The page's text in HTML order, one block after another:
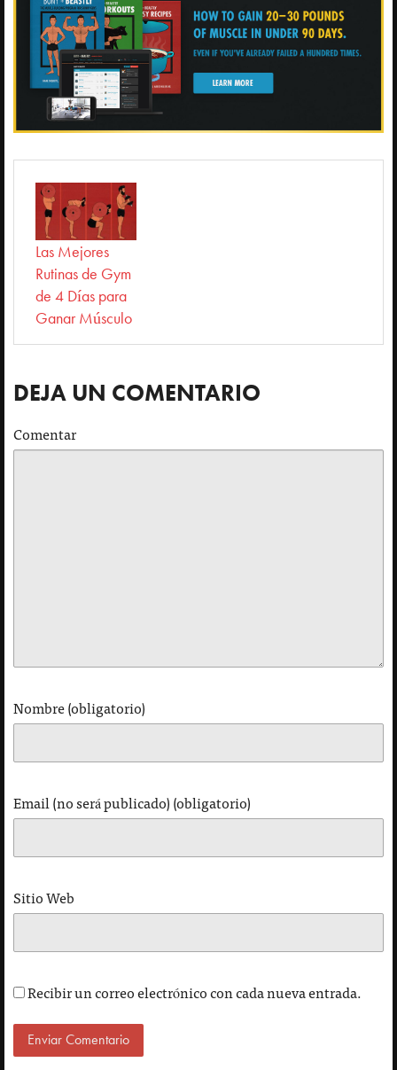
Las Mejores
Rutinas de Gym
de 4 Días para
Ganar Músculo
DEJA UN COMENTARIO
Comentar
Nombre (obligatorio)
Email (no será publicado) (obligatorio)
Sitio Web
Recibir un correo electrónico con cada nueva entrada.